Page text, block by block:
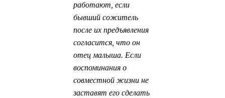
работают, если
бывший сожитель
после их предъявления
согласится, что он
отец малыша. Если
воспоминания о
совместной жизни не
заставят его сделать